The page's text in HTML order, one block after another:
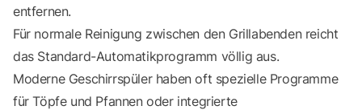
entfernen.
Für normale Reinigung zwischen den Grillabenden reicht
das Standard-Automatikprogramm völlig aus.
Moderne Geschirrspüler haben oft spezielle Programme
für Töpfe und Pfannen oder integrierte